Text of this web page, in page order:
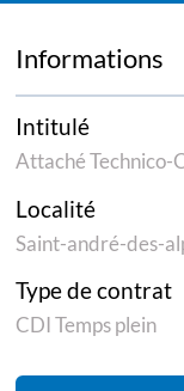
Informations
Intitulé
Attaché Technico-
Localité
Saint-andré-des-
Type de contrat
CDI Temps plein